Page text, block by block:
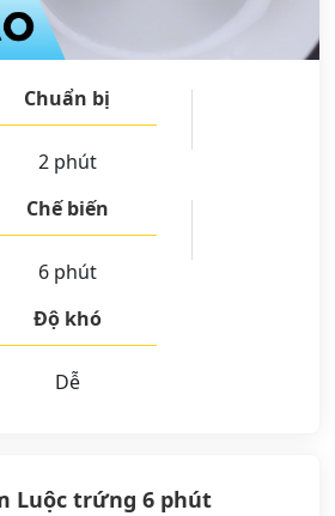
Chuẩn bị
2 phút
Chế biến
6 phút
Độ khó
Dễ
Luộc trứng 6 phút